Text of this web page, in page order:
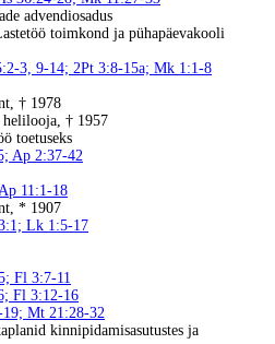
advendiosadus
toimkond ja pühapäevakooli
3, 9-14; 2Pt 3:8-15a; Mk 1:1-8
† 1978
† 1957
toetuseks
Ap 2:37-42
11:1-18
* 1907
Lk 1:5-17
Fl 3:7-11
Fl 3:12-16
19; Mt 21:28-32
kinnipidamisasutustes ja